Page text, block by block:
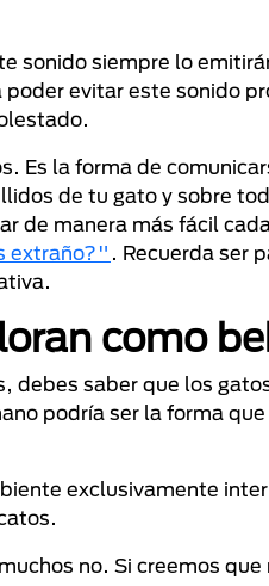
sonido siempre lo
evitar este sonido
Es la forma de
de tu gato y sobre
de manera más fácil
extraño?" . Recuerda ser
como
debes saber que los
podría ser la forma
exclusivamente
no. Si creemos